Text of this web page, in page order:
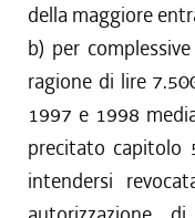
della maggiore
b) per
ragione di lire
1997 e 1998
precitato capitolo
intendersi